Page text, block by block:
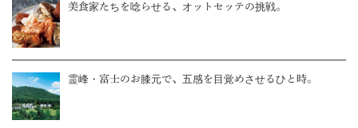
美食家たちを唸らせる、オットセッテの挑戦。
霊峰・富士のお膝元で、五感を目覚めさせるひと時。